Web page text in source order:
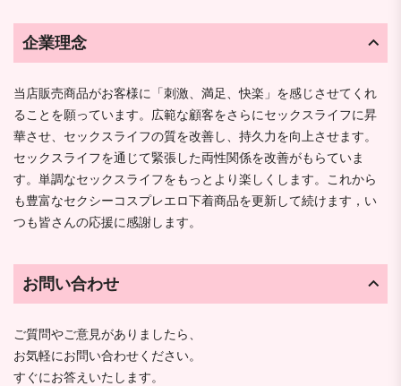
企業理念
当店販売商品がお客様に「刺激、満足、快楽」を感じさせてくれ
ることを願っています。広範な顧客をさらにセックスライフに昇
華させ、セックスライフの質を改善し、持久力を向上させます。
セックスライフを通じて緊張した両性関係を改善がもらていま
す。単調なセックスライフをもっとより楽しくします。これから
も豊富なセクシーコスプレエロ下着商品を更新して続けます，い
つも皆さんの応援に感謝します。
お問い合わせ
ご質問やご意見がありましたら、
お気軽にお問い合わせください。
すぐにお答えいたします。